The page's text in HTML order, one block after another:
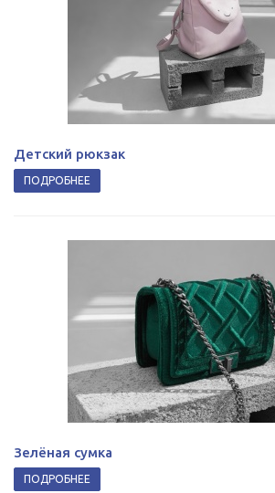
Детский рюкзак
ПОДРОБНЕЕ
Зелёная сумка
ПОДРОБНЕЕ